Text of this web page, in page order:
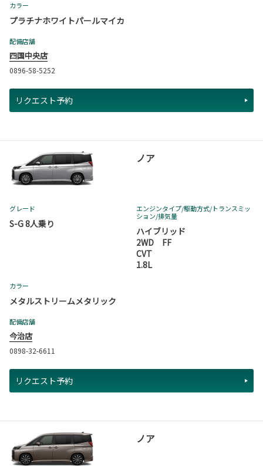
カラー
プラチナホワイトパールマイカ
配備店舗
四国中央店
0896-58-5252
リクエスト予約
ノア
グレード
S-G 8人乗り
エンジンタイプ/駆動方式/トランスミッ
ション/排気量
ハイブリッド
2WD FF
CVT
1.8L
カラー
メタルストリームメタリック
配備店舗
今治店
0898-32-6611
リクエスト予約
ノア